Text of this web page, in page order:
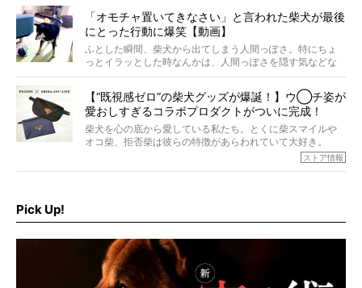
ォーカスし、その元気の秘訣や、老犬と暮らすうえで大切
だと思うことを、オーナーさんに語っていただきます。今
回登場してくれたのは、17歳のときろうくん。小さい頃か
ら食が細かったため、何でも食べさせてきたということで
「オモチャ置いてきなさい」と言われた柴犬が最後
にとった行動に爆笑【動画】
ふとした瞬間、柴犬から出てしまう人間っぽさ。特にちょ
っとイラッとした時なんかは、人間っぽさを隠す気などな
いように見えます。もしかして本当の本当は、中身は人間
【“既視感ゼロ”の柴犬グッズが爆誕！】ウ◯チ姿が
愛おしすぎるコラボプロダクトがついに完成！
柴犬を心の底から愛している私たち。とくに柴スマイルや
オコ柴、拒否柴は彼らの特徴があらわれていて大好き。
でもちょっと待て…もうひとつ、忘れてはならない愛おしい
ストア情報
Pick Up!